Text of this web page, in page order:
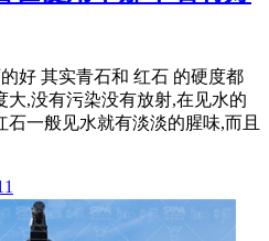
好 其实青石和 红石 的硬度都
大,没有污染没有放射,在见水的
一般见水就有淡淡的腥味,而且